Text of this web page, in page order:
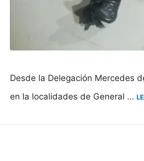
Desde la Delegación Mercedes
en la localidades de General …